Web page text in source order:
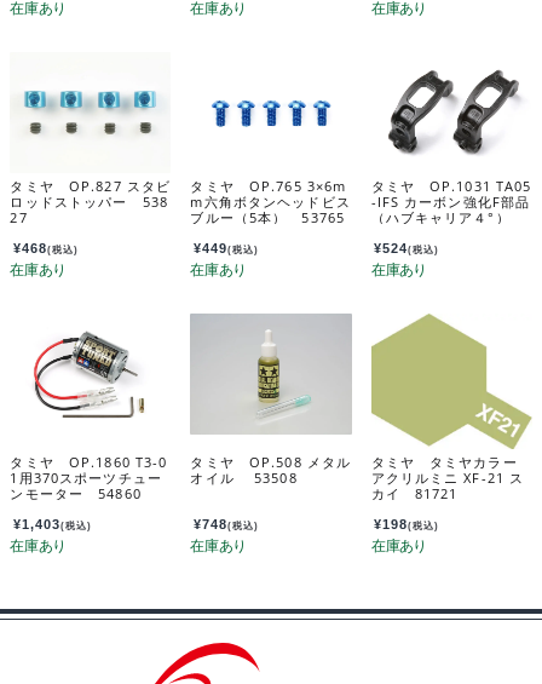
タミヤ OP.827 スタビ
ロッドストッパー 538
27
¥468(税込)
タミヤ OP.765 3×6m
m六角ボタンヘッドビス
ブルー（5本） 53765
¥449(税込)
タミヤ OP.1031 TA05
-IFS カーボン強化F部品
（ハブキャリア４°）
¥524(税込)
タミヤ OP.1860 T3-0
1用370スポーツチュー
ンモーター 54860
¥1,403(税込)
タミヤ OP.508 メタル
オイル 53508
¥748(税込)
タミヤ タミヤカラー
アクリルミニ XF-21 ス
カイ 81721
¥198(税込)